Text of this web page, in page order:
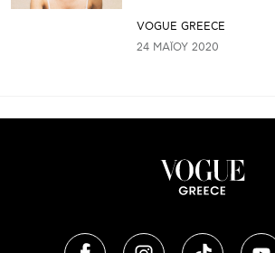
VOGUE GREECE
24 ΜΑΪ́ΟΥ 2020